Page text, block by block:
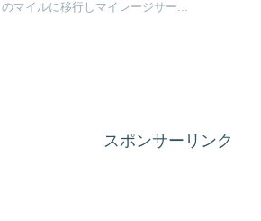
のマイルに移行しマイレージサー...
スポンサーリンク